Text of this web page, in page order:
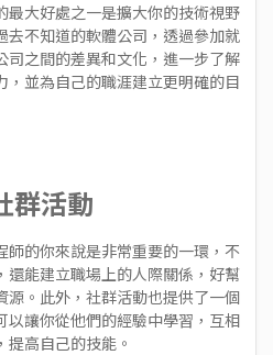
最大好處之一是擴大你的技術視野
去不知道的軟體公司，透過參加就
司之間的差異和文化，進一步了解
，並為自己的職涯建立更明確的目
群活動
師的你來說是非常重要的一環，不
還能建立職場上的人際關係，好幫
。此外，社群活動也提供了一個
以讓你從他們的經驗中學習，互相
高自己的技能。